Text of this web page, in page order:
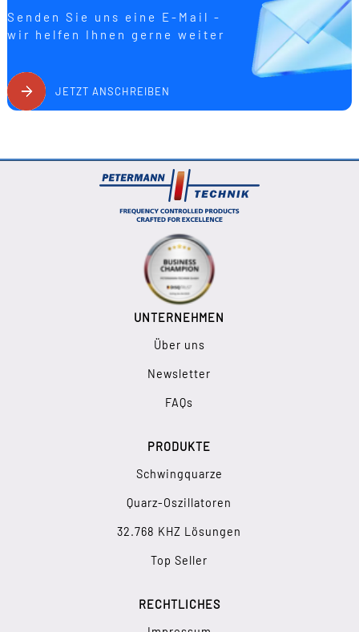
Senden Sie uns eine E-Mail -
wir helfen Ihnen gerne weiter
JETZT ANSCHREIBEN
UNTERNEHMEN
Über uns
Newsletter
FAQs
PRODUKTE
Schwingquarze
Quarz-Oszillatoren
32.768 KHZ Lösungen
Top Seller
RECHTLICHES